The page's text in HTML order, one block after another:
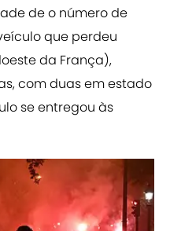
de o número de
que perdeu
da França),
com duas em estado
se entregou às